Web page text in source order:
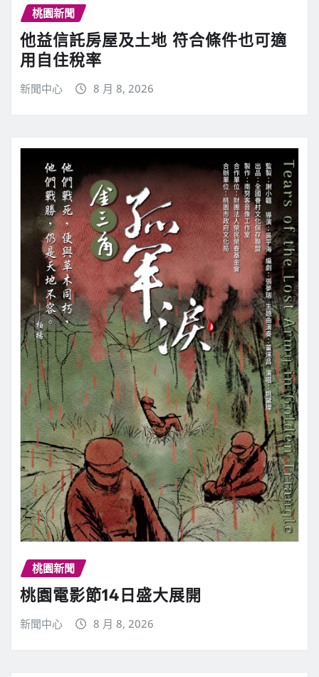
桃園新聞
他益信託房屋及土地 符合條件也可適
用自住稅率
新聞中心 8 月 8, 2026
桃園新聞
桃園電影節14日盛大展開
新聞中心 8 月 8, 2026